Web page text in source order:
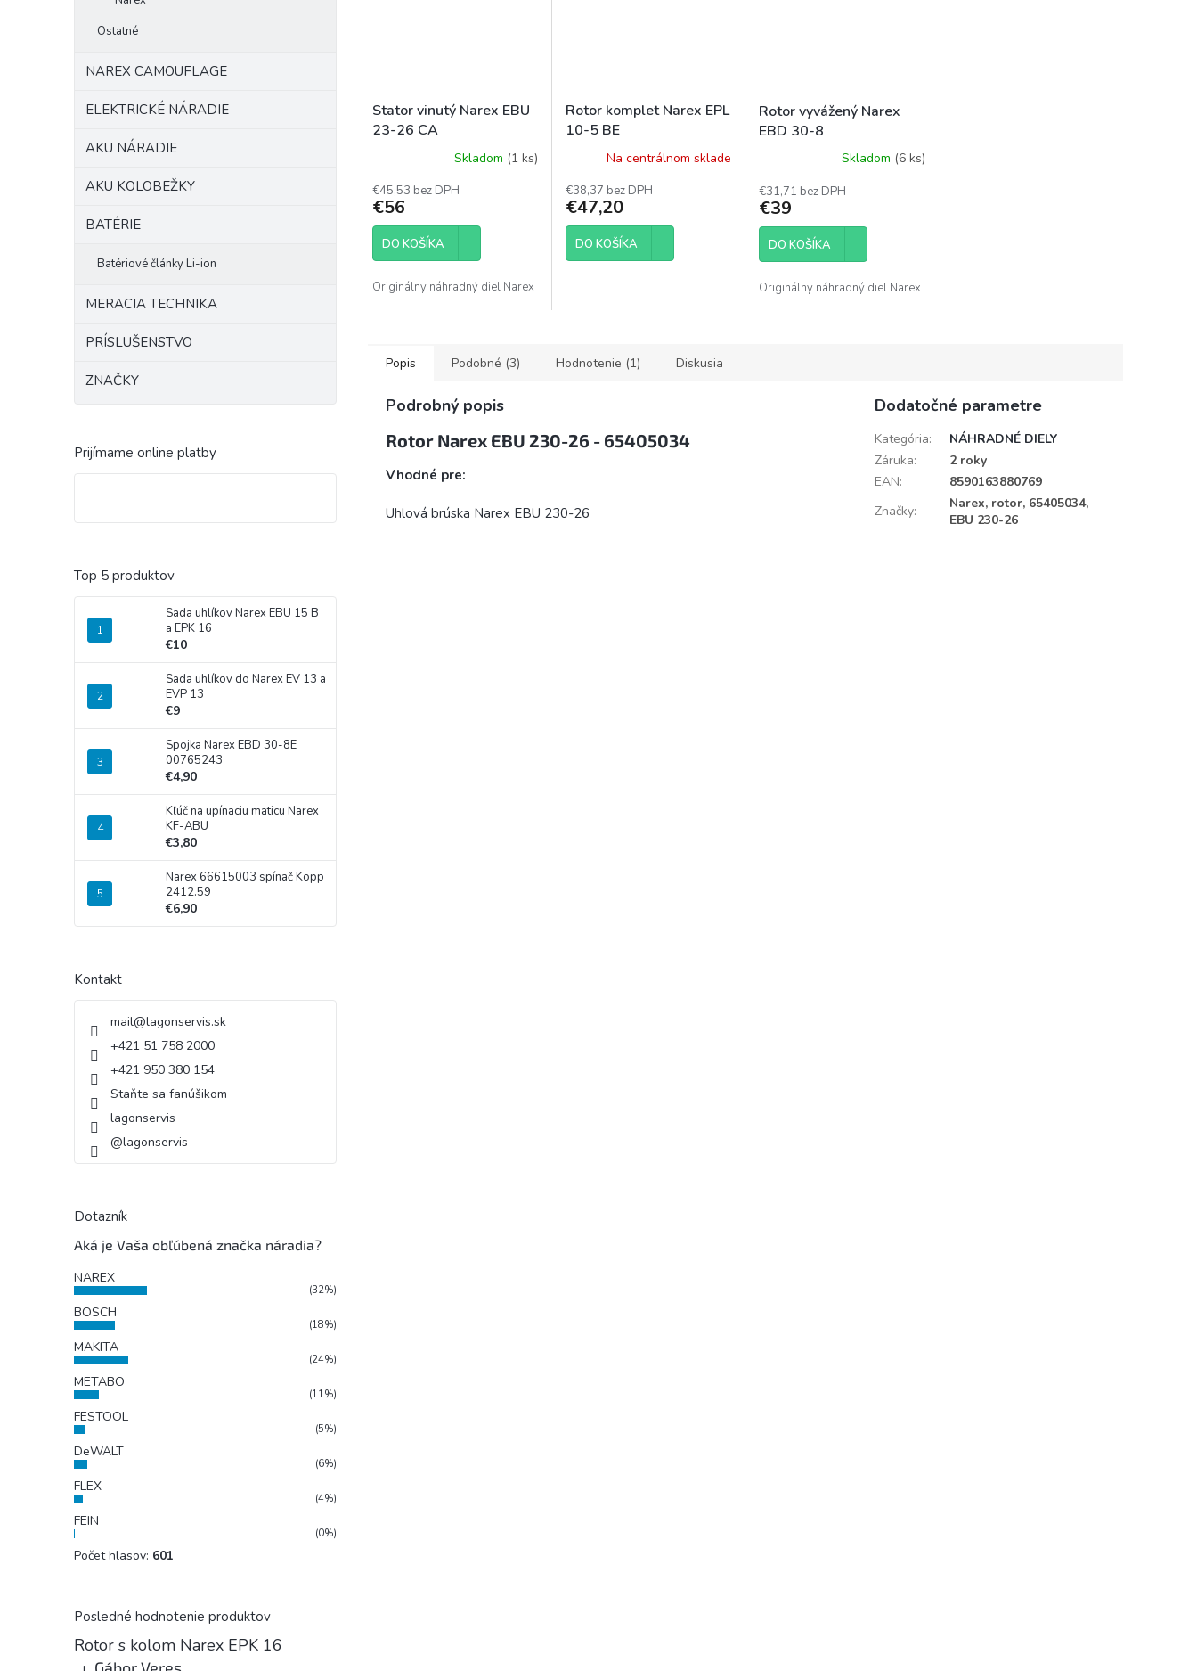
Ostatné
NAREX CAMOUFLAGE
ELEKTRICKÉ NÁRADIE
AKU NÁRADIE
AKU KOLOBEŽKY
BATÉRIE
Batériové články Li-ion
MERACIA TECHNIKA
PRÍSLUŠENSTVO
ZNAČKY
Prijímame online platby
Top 5 produktov
Sada uhlíkov Narex EBU 15 B
a EPK 16
€10
Sada uhlíkov do Narex EV 13 a
EVP 13
€9
Spojka Narex EBD 30-8E
00765243
€4,90
Kľúč na upínaciu maticu Narex
KF-ABU
€3,80
Narex 66615003 spínač Kopp
2412.59
€6,90
Kontakt
mail@lagonservis.sk
+421 51 758 2000
+421 950 380 154
Staňte sa fanúšikom
lagonservis
@lagonservis
Dotazník
Aká je Vaša obľúbená značka náradia?
NAREX
(32%)
BOSCH
(18%)
MAKITA
(24%)
METABO
(11%)
FESTOOL
(5%)
DeWALT
(6%)
FLEX
(4%)
FEIN
(0%)
Počet hlasov: 601
Posledné hodnotenie produktov
Rotor s kolom Narex EPK 16
Stator vinutý Narex EBU
23-26 CA
Skladom (1 ks)
€45,53 bez DPH
€56
DO KOŠÍKA
Originálny náhradný diel Narex
Rotor komplet Narex EPL
10-5 BE
Na centrálnom sklade
€38,37 bez DPH
€47,20
DO KOŠÍKA
Rotor vyvážený Narex
EBD 30-8
Skladom (6 ks)
€31,71 bez DPH
€39
DO KOŠÍKA
Originálny náhradný diel Narex
Popis Podobné (3) Hodnotenie (1) Diskusia
Podrobný popis
Rotor Narex EBU 230-26 - 65405034
Vhodné pre:
Uhlová brúska Narex EBU 230-26
Dodatočné parametre
Kategória:
NÁHRADNÉ DIELY
Záruka:
2 roky
EAN:
8590163880769
Značky:
Narex, rotor, 65405034,
EBU 230-26